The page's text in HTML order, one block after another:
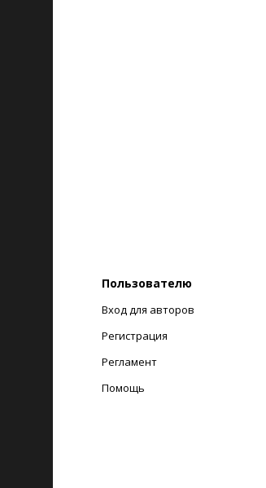
Пользователю
Вход для авторов
Регистрация
Регламент
Помощь